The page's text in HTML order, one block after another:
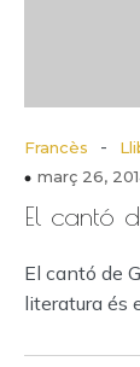
Francès -
març 26,
El cantó
El cantó de
literatura és